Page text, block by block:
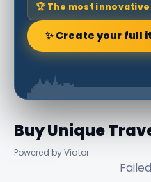
🏆 The most
✨ Create your full
Buy Unique
Powered by Viator